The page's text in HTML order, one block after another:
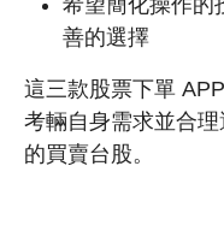
希望簡化操作的
善的選擇
這三款股票下單
考輛自身需求並合
的買賣台股。